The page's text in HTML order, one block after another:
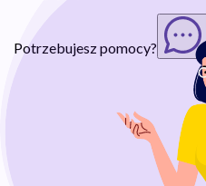
Potrzebujesz pomocy?